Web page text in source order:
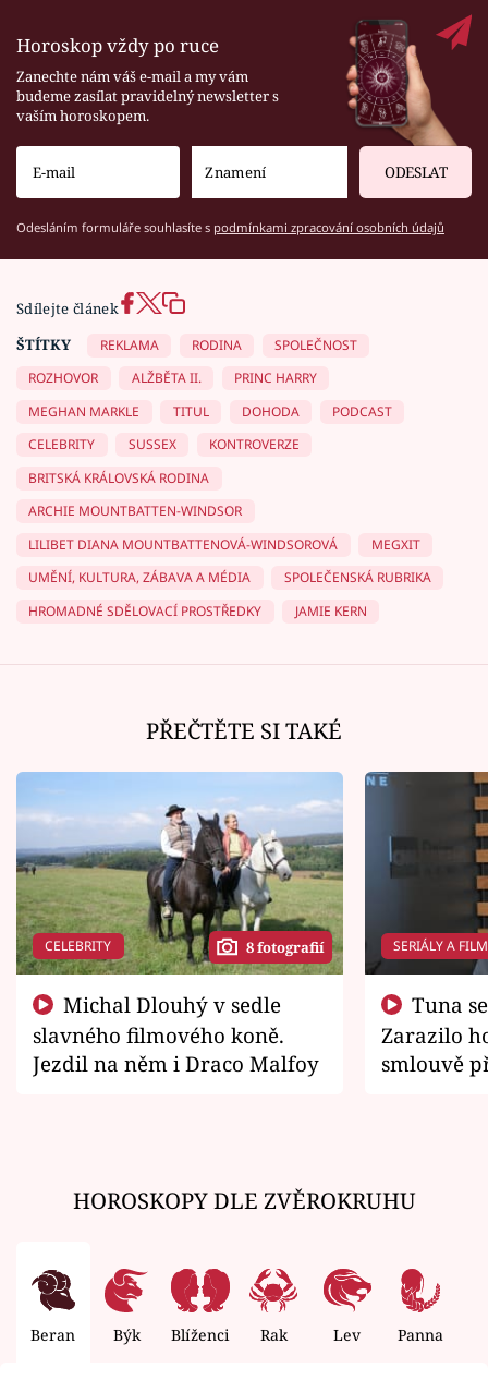
Horoskop vždy po ruce
Zanechte nám váš e-mail a my vám
budeme zasílat pravidelný newsletter s
vaším horoskopem.
ODESLAT
Odesláním formuláře souhlasíte s podmínkami zpracování osobních údajů
Sdílejte článek
ŠTÍTKY
REKLAMA RODINA
SPOLEČNOST
ROZHOVOR
ALŽBĚTA II.
PRINC HARRY
MEGHAN MARKLE
TITUL DOHODA
PODCAST
CELEBRITY
SUSSEX
KONTROVERZE
BRITSKÁ KRÁLOVSKÁ RODINA
ARCHIE MOUNTBATTEN-WINDSOR
LILIBET DIANA MOUNTBATTENOVÁ-WINDSOROVÁ
MEGXIT
UMĚNÍ, KULTURA, ZÁBAVA A MÉDIA
SPOLEČENSKÁ RUBRIKA
HROMADNÉ SDĚLOVACÍ PROSTŘEDKY
JAMIE KERN
PŘEČTĚTE SI TAKÉ
CELEBRITY 8 fotografií
slavného filmového koně.
Jezdil na něm i Draco Malfoy
SERIÁLY A
Zarazilo
smlouvě
HOROSKOPY DLE ZVĚROKRUHU
Beran Býk Blíženci Rak Lev Panna